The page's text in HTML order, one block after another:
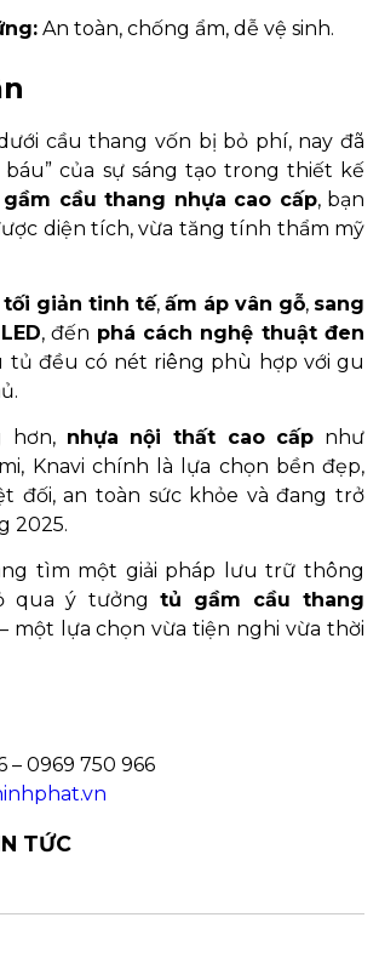
An toàn, chống ẩm, dễ vệ sinh.
cầu thang vốn bị bỏ phí, nay đã
của sự sáng tạo trong thiết kế
cầu thang nhựa cao cấp, bạn
diện tích, vừa tăng tính thẩm mỹ
tối giản tinh tế, ấm áp vân gỗ, sang
, đến phá cách nghệ thuật đen
tủ đều có nét riêng phù hợp với gu
hơn, nhựa nội thất cao cấp như
Knavi chính là lựa chọn bền đẹp,
đối, an toàn sức khỏe và đang trở
2025.
tìm một giải pháp lưu trữ thông
qua ý tưởng tủ gầm cầu thang
một lựa chọn vừa tiện nghi vừa thời
– 0969 750 966
TỨC